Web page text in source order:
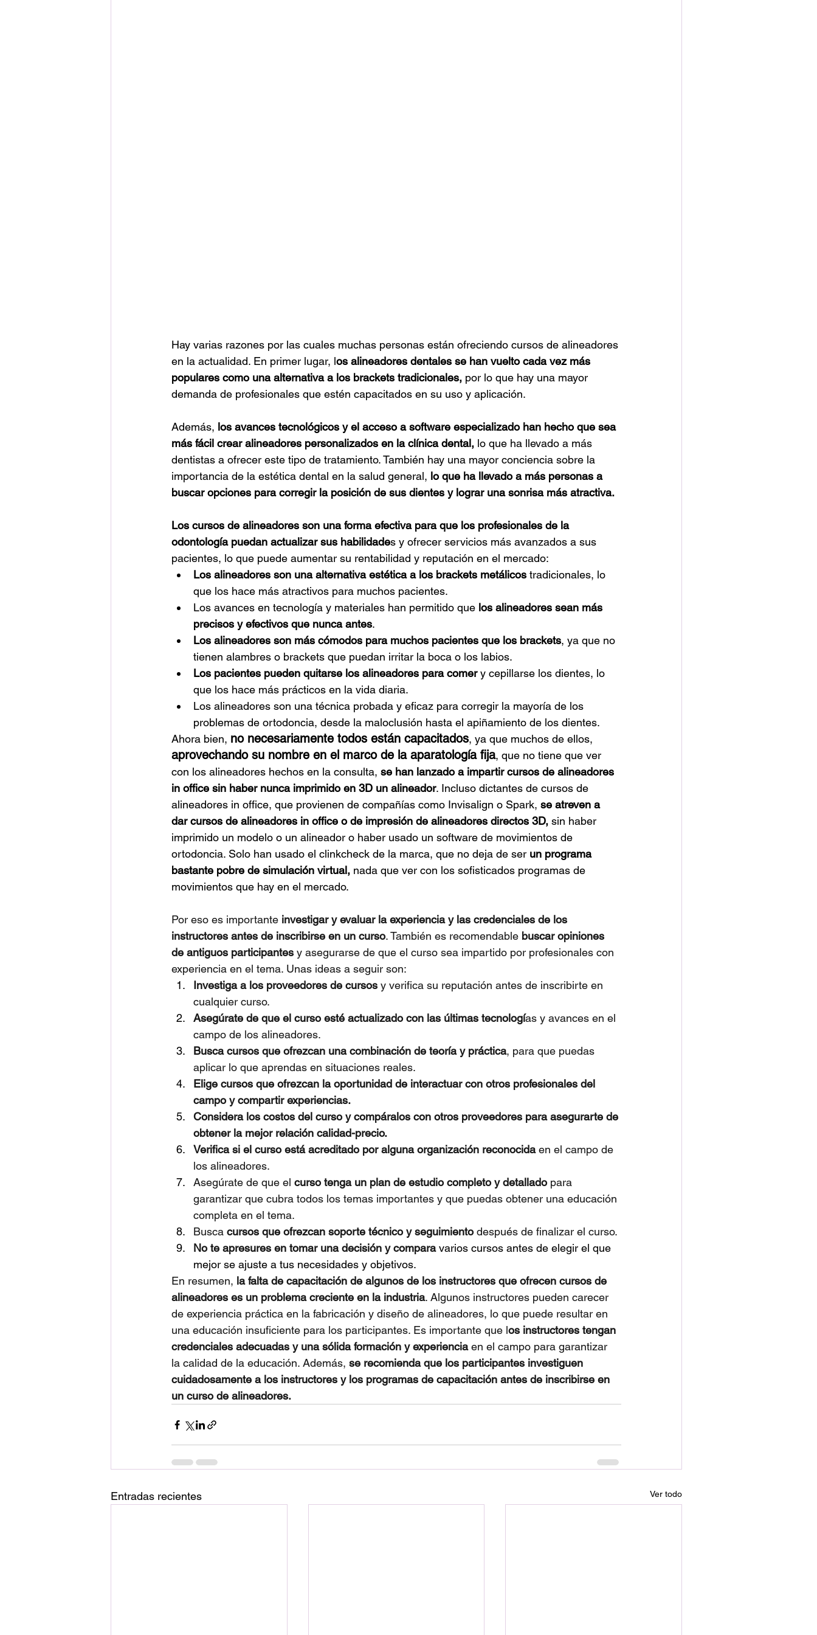
Hay varias razones por las cuales muchas personas están ofreciendo cursos de alineadores
en la actualidad. En primer lugar, los alineadores dentales se han vuelto cada vez más
populares como una alternativa a los brackets tradicionales, por lo que hay una mayor
demanda de profesionales que estén capacitados en su uso y aplicación.
Además, los avances tecnológicos y el acceso a software especializado han hecho que sea
más fácil crear alineadores personalizados en la clínica dental, lo que ha llevado a más
dentistas a ofrecer este tipo de tratamiento. También hay una mayor conciencia sobre la
importancia de la estética dental en la salud general, lo que ha llevado a más personas a
buscar opciones para corregir la posición de sus dientes y lograr una sonrisa más atractiva.
Los cursos de alineadores son una forma efectiva para que los profesionales de la
odontología puedan actualizar sus habilidades y ofrecer servicios más avanzados a sus
pacientes, lo que puede aumentar su rentabilidad y reputación en el mercado:
Los alineadores son una alternativa estética a los brackets metálicos tradicionales, lo
que los hace más atractivos para muchos pacientes.
Los avances en tecnología y materiales han permitido que los alineadores sean más
precisos y efectivos que nunca antes.
Los alineadores son más cómodos para muchos pacientes que los brackets, ya que no
tienen alambres o brackets que puedan irritar la boca o los labios.
Los pacientes pueden quitarse los alineadores para comer y cepillarse los dientes, lo
que los hace más prácticos en la vida diaria.
Los alineadores son una técnica probada y eficaz para corregir la mayoría de los
problemas de ortodoncia, desde la maloclusión hasta el apiñamiento de los dientes.
Ahora bien, no necesariamente todos están capacitados, ya que muchos de ellos,
aprovechando su nombre en el marco de la aparatología fija, que no tiene que ver
con los alineadores hechos en la consulta, se han lanzado a impartir cursos de alineadores
in office sin haber nunca imprimido en 3D un alineador. Incluso dictantes de cursos de
alineadores in office, que provienen de compañías como Invisalign o Spark, se atreven a
dar cursos de alineadores in office o de impresión de alineadores directos 3D, sin haber
imprimido un modelo o un alineador o haber usado un software de movimientos de
ortodoncia. Solo han usado el clinkcheck de la marca, que no deja de ser un programa
bastante pobre de simulación virtual, nada que ver con los sofisticados programas de
movimientos que hay en el mercado.
Por eso es importante investigar y evaluar la experiencia y las credenciales de los
instructores antes de inscribirse en un curso. También es recomendable buscar opiniones
de antiguos participantes y asegurarse de que el curso sea impartido por profesionales con
experiencia en el tema. Unas ideas a seguir son:
Investiga a los proveedores de cursos y verifica su reputación antes de inscribirte en
cualquier curso.
Asegúrate de que el curso esté actualizado con las últimas tecnologías y avances en el
campo de los alineadores.
Busca cursos que ofrezcan una combinación de teoría y práctica, para que puedas
aplicar lo que aprendas en situaciones reales.
Elige cursos que ofrezcan la oportunidad de interactuar con otros profesionales del
campo y compartir experiencias.
Considera los costos del curso y compáralos con otros proveedores para asegurarte de
obtener la mejor relación calidad-precio.
Verifica si el curso está acreditado por alguna organización reconocida en el campo de
los alineadores.
Asegúrate de que el curso tenga un plan de estudio completo y detallado para
garantizar que cubra todos los temas importantes y que puedas obtener una educación
completa en el tema.
Busca cursos que ofrezcan soporte técnico y seguimiento después de finalizar el curso.
No te apresures en tomar una decisión y compara varios cursos antes de elegir el que
mejor se ajuste a tus necesidades y objetivos.
En resumen, la falta de capacitación de algunos de los instructores que ofrecen cursos de
alineadores es un problema creciente en la industria. Algunos instructores pueden carecer
de experiencia práctica en la fabricación y diseño de alineadores, lo que puede resultar en
una educación insuficiente para los participantes. Es importante que los instructores tengan
credenciales adecuadas y una sólida formación y experiencia en el campo para garantizar
la calidad de la educación. Además, se recomienda que los participantes investiguen
cuidadosamente a los instructores y los programas de capacitación antes de inscribirse en
un curso de alineadores.
Entradas recientes Ver todo